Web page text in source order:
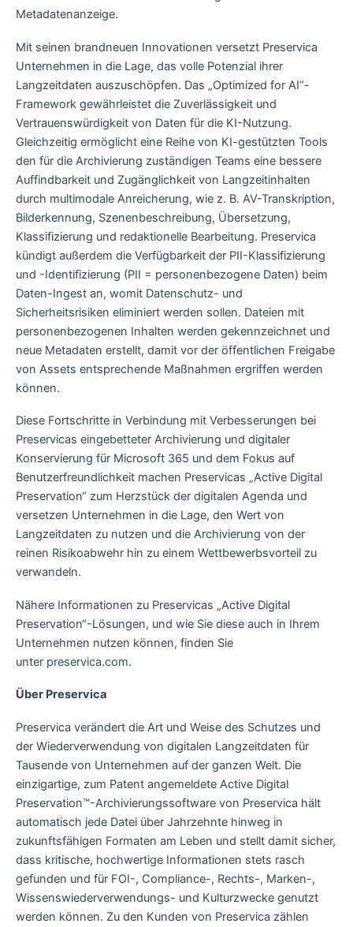
Metadatenanzeige.
Mit seinen brandneuen Innovationen versetzt Preservica
Unternehmen in die Lage, das volle Potenzial ihrer
Langzeitdaten auszuschöpfen. Das „Optimized for AI“-
Framework gewährleistet die Zuverlässigkeit und
Vertrauenswürdigkeit von Daten für die KI-Nutzung.
Gleichzeitig ermöglicht eine Reihe von KI-gestützten Tools
den für die Archivierung zuständigen Teams eine bessere
Auffindbarkeit und Zugänglichkeit von Langzeitinhalten
durch multimodale Anreicherung, wie z. B. AV-Transkription,
Bilderkennung, Szenenbeschreibung, Übersetzung,
Klassifizierung und redaktionelle Bearbeitung. Preservica
kündigt außerdem die Verfügbarkeit der PII-Klassifizierung
und -Identifizierung (PII = personenbezogene Daten) beim
Daten-Ingest an, womit Datenschutz- und
Sicherheitsrisiken eliminiert werden sollen. Dateien mit
personenbezogenen Inhalten werden gekennzeichnet und
neue Metadaten erstellt, damit vor der öffentlichen Freigabe
von Assets entsprechende Maßnahmen ergriffen werden
können.
Diese Fortschritte in Verbindung mit Verbesserungen bei
Preservicas eingebetteter Archivierung und digitaler
Konservierung für Microsoft 365 und dem Fokus auf
Benutzerfreundlichkeit machen Preservicas „Active Digital
Preservation“ zum Herzstück der digitalen Agenda und
versetzen Unternehmen in die Lage, den Wert von
Langzeitdaten zu nutzen und die Archivierung von der
reinen Risikoabwehr hin zu einem Wettbewerbsvorteil zu
verwandeln.
Nähere Informationen zu Preservicas „Active Digital
Preservation“-Lösungen, und wie Sie diese auch in Ihrem
Unternehmen nutzen können, finden Sie
unter preservica.com.
Über Preservica
Preservica verändert die Art und Weise des Schutzes und
der Wiederverwendung von digitalen Langzeitdaten für
Tausende von Unternehmen auf der ganzen Welt. Die
einzigartige, zum Patent angemeldete Active Digital
Preservation™-Archivierungssoftware von Preservica hält
automatisch jede Datei über Jahrzehnte hinweg in
zukunftsfähigen Formaten am Leben und stellt damit sicher,
dass kritische, hochwertige Informationen stets rasch
gefunden und für FOI-, Compliance-, Rechts-, Marken-,
Wissenswiederverwendungs- und Kulturzwecke genutzt
werden können. Zu den Kunden von Preservica zählen